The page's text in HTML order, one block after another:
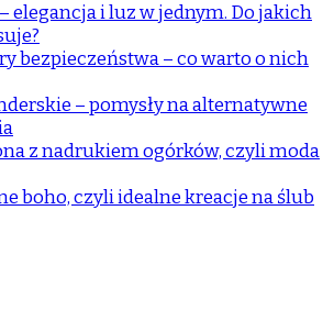
elegancja i luz w jednym. Do jakich
bezpieczeństwa – co warto o nich
– pomysły na alternatywne
z nadrukiem ogórków, czyli moda
boho, czyli idealne kreacje na ślub